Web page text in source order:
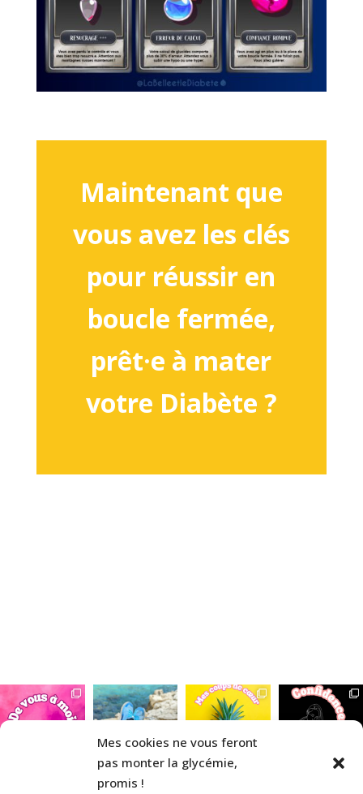
Mes cookies ne vous feront
pas monter la glycémie,
promis !
Maintenant que
vous avez les clés
pour réussir en
boucle fermée,
prêt·e à mater
votre Diabète ?